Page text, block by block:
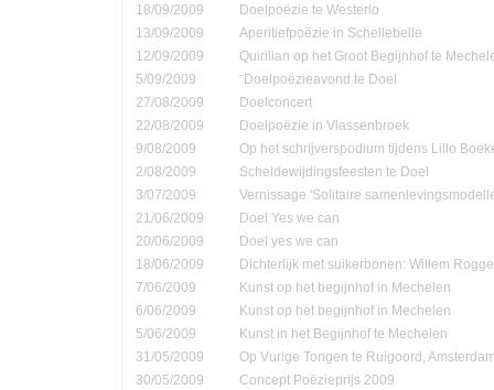
18/09/2009
Doelpoëzie te Westerlo
13/09/2009
Aperitiefpoëzie in Schellebelle
12/09/2009
Quirilian op het Groot Begijnhof te
5/09/2009
¨Doelpoëzieavond te Doel
27/08/2009
Doelconcert
22/08/2009
Doelpoëzie in Vlassenbroek
9/08/2009
Op het schrijverspodium tijdens Lillo
2/08/2009
Scheldewijdingsfeesten te Doel
3/07/2009
Vernissage 'Solitaire
21/06/2009
Doel Yes we can
20/06/2009
Doel yes we can
18/06/2009
Dichterlijk met suikerbonen: Willem
7/06/2009
Kunst op het begijnhof in Mechelen
6/06/2009
Kunst op het begijnhof in Mechelen
5/06/2009
Kunst in het Begijnhof te Mechelen
31/05/2009
Op Vurige Tongen te Ruigoord,
30/05/2009
Concept Poëzieprijs 2009